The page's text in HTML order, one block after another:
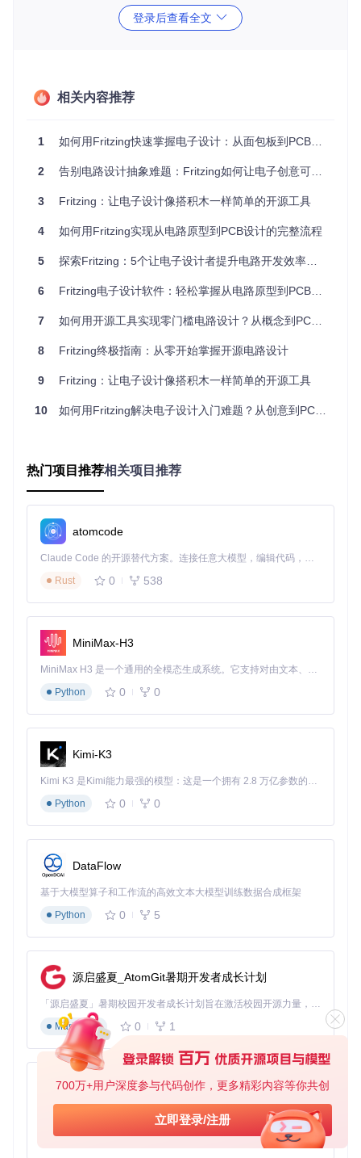
700万+用户深度参与代码创作，更多精彩内容等你共创
立即登录/注册
可直接拖拽放置，导线连接所见即所得
：自动生成符合行业标准的电路原理图，便于专
这种设计方法将电子设计的学习曲线降低了60%以上，据社区
核心价值何在？Fritzing解决的三大设计痛点
在电子设计过程中，工程师和爱好者常面临三大挑战：设计直
观性差、元件管理复杂、设计验证困难。Fritzing通过针对性
的功能设计，为这些问题提供了切实可行的解决方案。
转换，而Fritzing的面包板视图直接模拟实验室操作，用户可
设计方式消除了抽象思考的负担。
痛点二：元件引脚管理混乱
复杂集成电路往往有数十个引脚，传统工具需要手动记录每个
引脚的功能和连接关系。Fritzing的智能引脚管理系统允许用
户为每个引脚设置名称、ID、类型和描述，通过可视化界面直
观管理引脚连接。
痛点三：设计验证流程繁琐
的连接错误，如短路、未连接的引脚和不兼容的元件组合，大
大提高了设计可靠性。
哪些场景最适合使用Fritzing？典型应用解析
Fritzing的灵活性使其在多个领域都能发挥重要作用。无论是
教育环境、创客项目还是小型企业的产品开发，它都能提供恰
到好处的功能支持，同时保持操作的简洁性。
教育领域：理论与实践的桥梁
在电子教学中，Fritzing已成为连接课堂理论与实验室实践的
过实际操作加深对电路原理的理解。特别是在以下方面表现突
出：
基础电路概念教学（如欧姆定律、串联/并联电路）
微控制器编程前的电路验证
创客项目：从创意到原型的快速迭代
等主流开发平台，支持从简单LED电路到复杂物联网设备的设
计需求。创客们特别青睐其：
与开源硬件生态的良好兼容性
设计文件的社区分享功能
产品开发：小批量生产的设计工具
小型企业和初创公司可以利用Fritzing完成产品从概念到原型
的设计过程。通过PCB视图生成的设计文件可直接用于生产，
支持标准的Gerber文件导出，满足小批量生产需求，大大降低
了产品开发的门槛。
如何快速上手Fritzing？从零开始的实践指南
开始使用Fritzing进行电路设计并不需要深厚的电子知识，按
照以下步骤，即使是完全的初学者也能在短时间内完成第一个
登录后查看全文
相关内容推荐
1 如何用Fritzing快速掌握电子设计：从面包板到PCB的完整指南 🚀
2 告别电路设计抽象难题：Fritzing如何让电子创意可视化落地
3 Fritzing：让电子设计像搭积木一样简单的开源工具
4 如何用Fritzing实现从电路原型到PCB设计的完整流程
5 探索Fritzing：5个让电子设计者提升电路开发效率的实用指南
6 Fritzing电子设计软件：轻松掌握从电路原型到PCB的完整流程
7 如何用开源工具实现零门槛电路设计？从概念到PCB的完整路径
8 Fritzing终极指南：从零开始掌握开源电路设计
9 Fritzing：让电子设计像搭积木一样简单的开源工具
10 如何用Fritzing解决电子设计入门难题？从创意到PCB的可视化解决方案
热门项目推荐相关项目推荐
atomcode
Claude Code 的开源替代方案。连接任意大模型，编辑代码，运行命令，自动验证 — 全自动执行。用 Rust 构建，极致性能。 ｜ An open-source alternative to Claude Code. Connect any LLM, edit code, run commands, and verify changes — autonomously. Built in Rust for speed. Get Started
Rust
0 538
MiniMax-H3
MiniMax H3 是一个通用的全模态生成系统。它支持对由文本、图像、视频和音频组成的多模态上下文进行统一理解，并能生成分辨率高达 2K、时长可达 15 秒的带原生立体声音频的视频。得益于面向任务泛化的系统设计，H3 在预训练阶段就已具备广泛的多模态上下文理解与生成能力，能够出色地执行复杂的多模态指令。
Python
0 0
Kimi-K3
Kimi K3 是Kimi能力最强的模型：这是一个拥有 2.8 万亿参数的混合专家（MoE）模型，具备原生视觉理解能力，并支持 100 万 token 的上下文窗口。
Python
0 0
DataFlow
基于大模型算子和工作流的高效文本大模型训练数据合成框架
Python
0 5
源启盛夏_AtomGit暑期开发者成长计划
「源启盛夏」暑期校园开发者成长计划旨在激活校园开源力量，通过积分激励、认证扶持、资源倾斜等形式，引导高校组织和开发者完成「入驻 — 建项目 — 做贡献 — 获认证 — 得资源」的完整闭环。无论你是想带领社团入驻平台的组织者，还是希望用代码贡献证明自己的开发者，都能在这里找到属于你的成长路径。
Markdown
0 1
py-xiaozhi
基于Python的Xiaozhi AI，适用于想要完整Xiaozhi体验而无需拥有专用硬件的用户。
Python
0 1